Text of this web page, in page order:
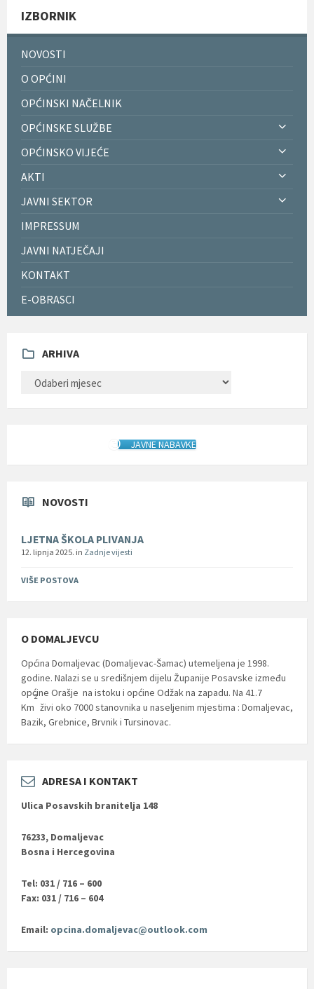
IZBORNIK
NOVOSTI
O OPĆINI
OPĆINSKI NAČELNIK
OPĆINSKE SLUŽBE
OPĆINSKO VIJEĆE
AKTI
JAVNI SEKTOR
IMPRESSUM
JAVNI NATJEČAJI
KONTAKT
E-OBRASCI
ARHIVA
JAVNE NABAVKE
NOVOSTI
LJETNA ŠKOLA PLIVANJA
12. lipnja 2025. in Zadnje vijesti
VIŠE POSTOVA
O DOMALJEVCU
Općina Domaljevac (Domaljevac-Šamac) utemeljena je 1998.
godine. Nalazi se u središnjem dijelu Županije Posavske između
općine Orašje na istoku i općine Odžak na zapadu. Na 41.7
Km
2
živi oko 7000 stanovnika u naseljenim mjestima : Domaljevac,
Bazik, Grebnice, Brvnik i Tursinovac.
ADRESA I KONTAKT
Ulica Posavskih branitelja 148
76233, Domaljevac
Bosna i Hercegovina
Tel: 031 / 716 – 600
Fax: 031 / 716 – 604
Email: opcina.domaljevac@outlook.com